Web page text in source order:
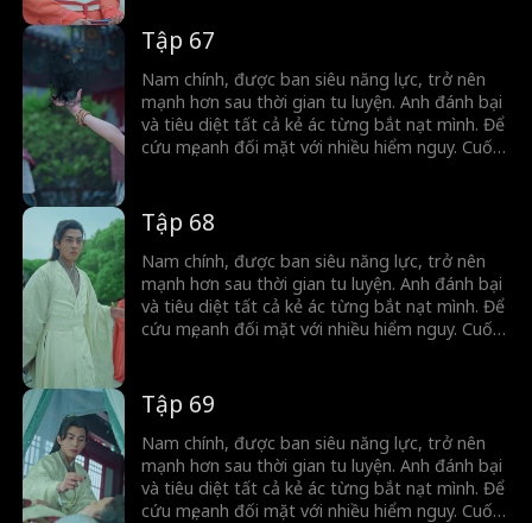
đạo tối cao.
Tập 67
Nam chính, được ban siêu năng lực, trở nên
mạnh hơn sau thời gian tu luyện. Anh đánh bại
và tiêu diệt tất cả kẻ ác từng bắt nạt mình. Để
cứu mẹ, anh đối mặt với nhiều hiểm nguy. Cuối
đạo tối cao.
Tập 68
Nam chính, được ban siêu năng lực, trở nên
mạnh hơn sau thời gian tu luyện. Anh đánh bại
và tiêu diệt tất cả kẻ ác từng bắt nạt mình. Để
cứu mẹ, anh đối mặt với nhiều hiểm nguy. Cuối
đạo tối cao.
Tập 69
Nam chính, được ban siêu năng lực, trở nên
mạnh hơn sau thời gian tu luyện. Anh đánh bại
và tiêu diệt tất cả kẻ ác từng bắt nạt mình. Để
cứu mẹ, anh đối mặt với nhiều hiểm nguy. Cuối